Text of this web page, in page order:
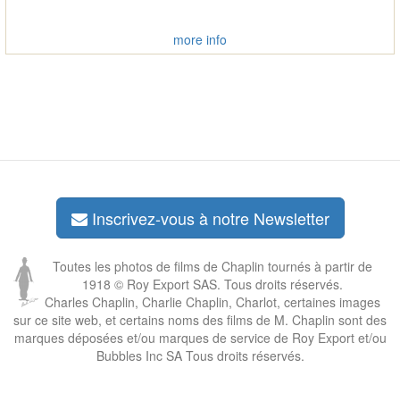
more info
Inscrivez-vous à notre Newsletter
Toutes les photos de films de Chaplin tournés à partir de
1918 © Roy Export SAS. Tous droits réservés.
Charles Chaplin, Charlie Chaplin, Charlot, certaines images
sur ce site web, et certains noms des films de M. Chaplin sont des
marques déposées et/ou marques de service de Roy Export et/ou
Bubbles Inc SA Tous droits réservés.